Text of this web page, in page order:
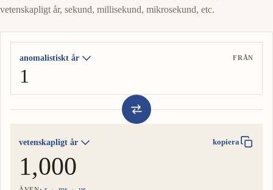
vetenskapligt år, sekund, millisekund, mikrosekund, etc.
anomalistiskt år FRÅN
vetenskapligt år kopiera